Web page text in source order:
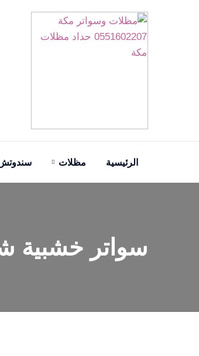
الرئيسية مظلات
سواتر خشبية